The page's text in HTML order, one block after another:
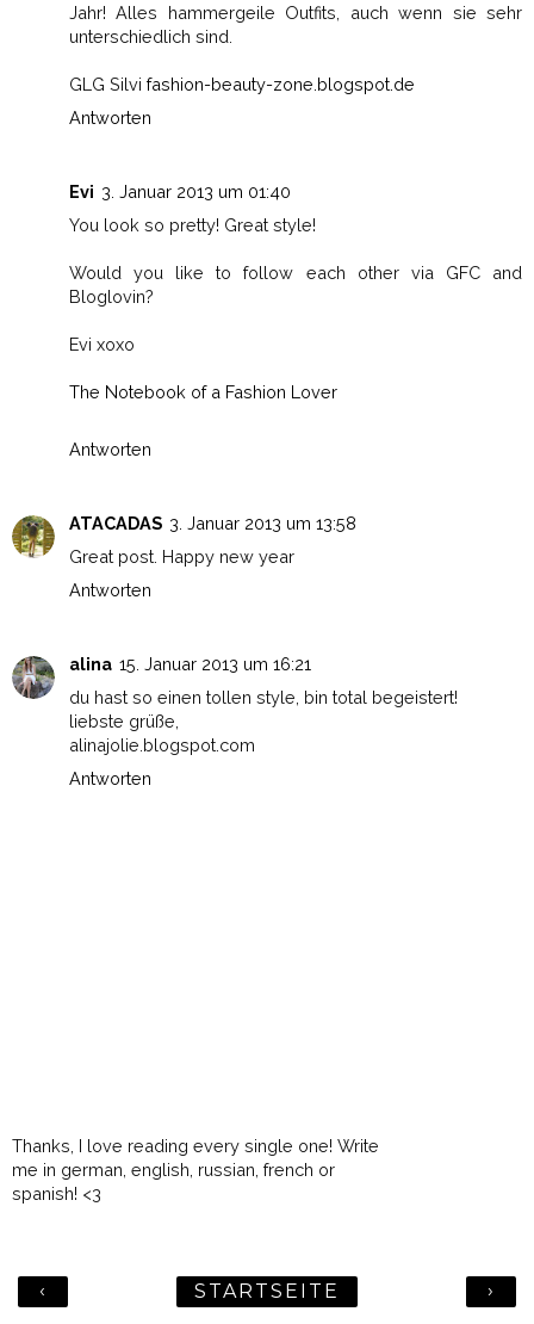
Jahr! Alles hammergeile Outfits, auch wenn sie sehr
unterschiedlich sind.
GLG Silvi fashion-beauty-zone.blogspot.de
Antworten
Evi 3. Januar 2013 um 01:40
You look so pretty! Great style!
Would you like to follow each other via GFC and
Bloglovin?
Evi xoxo
The Notebook of a Fashion Lover
Antworten
ATACADAS 3. Januar 2013 um 13:58
Great post. Happy new year
Antworten
alina 15. Januar 2013 um 16:21
du hast so einen tollen style, bin total begeistert!
liebste grüße,
alinajolie.blogspot.com
Antworten
Thanks, I love reading every single one! Write
me in german, english, russian, french or
spanish! <3
‹ ›
STARTSEITE